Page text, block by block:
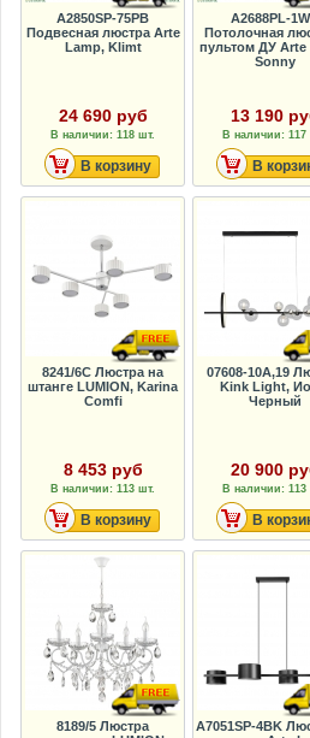
A2850SP-75PB
Подвесная люстра Arte
Lamp, Klimt
24 690 руб
В наличии: 118 шт.
В корзину
A2688PL-
Потолочная
пультом ДУ Arte
Sonny
13 190
В наличии: 117
В
8241/6C Люстра на
штанге LUMION, Karina
Comfi
8 453 руб
В наличии: 113 шт.
В корзину
07608-10A,19
Kink Light,
Черный
20 900
В наличии: 113
В
8189/5 Люстра
A7051SP-4BK